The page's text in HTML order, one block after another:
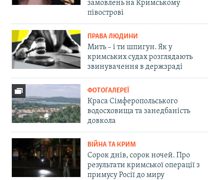
замовлень на Кримському
півострові
ПРАВА ЛЮДИНИ
Мить – і ти шпигун. Як у
кримських судах розглядають
звинувачення в держзраді
ФОТОГАЛЕРЕЇ
Краса Сімферопольського
водосховища та занедбаність
довкола
ВІЙНА ТА КРИМ
Сорок днів, сорок ночей. Про
результати кримської операції з
примусу Росії до миру